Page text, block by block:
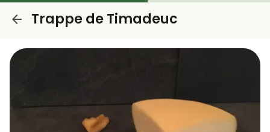
Trappe de Timadeuc